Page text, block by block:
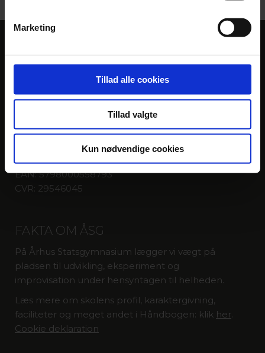
Marketing
Tillad alle cookies
Tillad valgte
Kun nødvendige cookies
Århus Statsgymnasium
Fenrisvej 33
T: 8615 8955
Rektor Lene Gade
EAN: 5798000558793
CVR: 29546045
FAKTA OM ÅSG
På Århus Statsgymnasium lægger vi vægt på
pladsen til udvikling, eksperiment og
improvisation under hensyntagen til helheden.
Læs mere om skolens profil, karaktergivning,
faciliteter og meget andet i Håndbogen: klik her.
Cookie deklaration